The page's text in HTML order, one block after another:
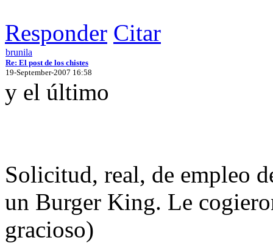
Responder Citar
brunila
Re: El post de los chistes
19-September-2007 16:58
y el último
Solicitud, real, de empleo
un Burger King. Le
gracioso)